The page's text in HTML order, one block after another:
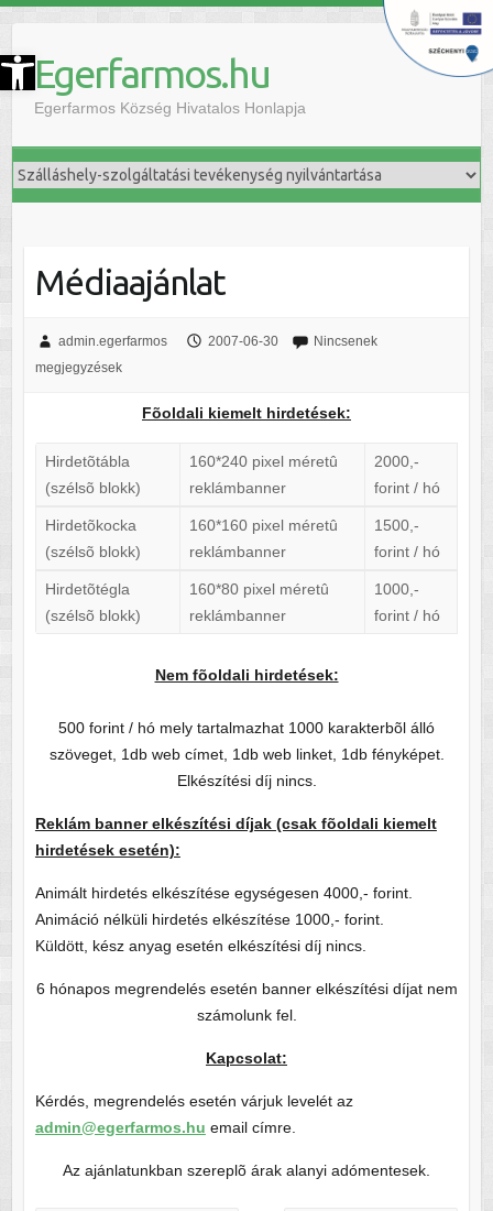
Eszköztár megnyitása Egerfarmos.hu
Egerfarmos Község Hivatalos Honlapja
Médiaajánlat
admin.egerfarmos 2007-06-30
Nincsenek
megjegyzések
Fõoldali kiemelt hirdetések:
Hirdetõtábla
(szélsõ blokk)
160*240 pixel méretû
reklámbanner
2000,-
forint / hó
Hirdetõkocka
(szélsõ blokk)
160*160 pixel méretû
reklámbanner
1500,-
forint / hó
Hirdetõtégla
(szélsõ blokk)
160*80 pixel méretû
reklámbanner
1000,-
forint / hó
Nem fõoldali hirdetések:
500 forint / hó mely tartalmazhat 1000 karakterbõl álló
szöveget, 1db web címet, 1db web linket, 1db fényképet.
Elkészítési díj nincs.
Reklám banner elkészítési díjak (csak fõoldali kiemelt
hirdetések esetén):
Animált hirdetés elkészítése egységesen 4000,- forint.
Animáció nélküli hirdetés elkészítése 1000,- forint.
Küldött, kész anyag esetén elkészítési díj nincs.
6 hónapos megrendelés esetén banner elkészítési díjat nem
számolunk fel.
Kapcsolat:
Kérdés, megrendelés esetén várjuk levelét az
admin@egerfarmos.hu email címre.
Az ajánlatunkban szereplõ árak alanyi adómentesek.